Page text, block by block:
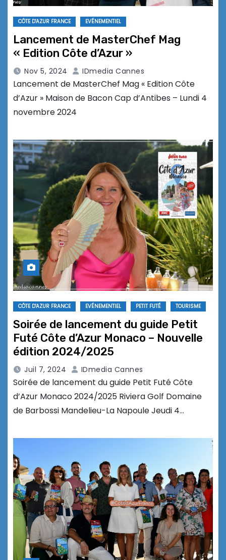
CÔTE D'AZUR FRANCE EVÉNEMENTIEL
Lancement de MasterChef Mag
« Edition Côte d’Azur »
Nov 5, 2024 IDmedia Cannes
Lancement de MasterChef Mag « Edition Côte
d’Azur » Maison de Bacon Cap d’Antibes – Lundi 4
novembre 2024
CÔTE D'AZUR FRANCE EVÉNEMENTIEL PETIT FUTÉ TOURISME
Soirée de lancement du guide Petit
Futé Côte d’Azur Monaco – Nouvelle
édition 2024/2025
Juil 7, 2024 IDmedia Cannes
Soirée de lancement du guide Petit Futé Côte
d’Azur Monaco 2024/2025 Riviera Golf Domaine
de Barbossi Mandelieu-La Napoule Jeudi 4…